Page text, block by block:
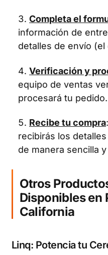
Completa el
información de
detalles de envío
Verificación y
equipo de ventas
procesará tu pedido.
Recibe tu compra
recibirás los
de manera sencilla
Otros
Disponibles en
California
Linq: Potencia tu